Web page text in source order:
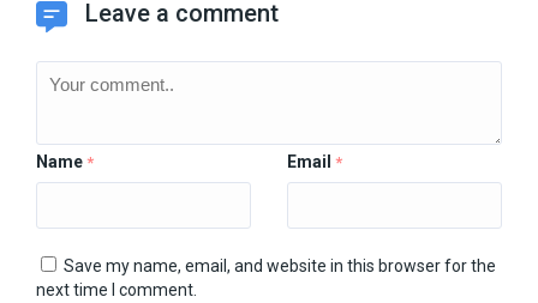
Leave a comment
Name * Email *
Save my name, email, and website in this browser for the
next time I comment.